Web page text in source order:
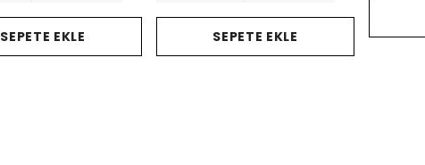
SEPETE EKLE SEPETE EKLE